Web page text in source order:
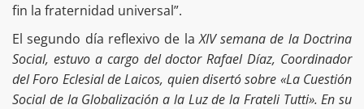
fin la fraternidad universal”.
El segundo día reflexivo de laXIV semana de la Doctrina
Social, estuvo a cargo del doctor Rafael Díaz, Coordinador
del Foro Eclesial de Laicos, quien disertó sobre «La Cuestión
Social de la Globalización a la Luz de la Frateli Tutti». En su